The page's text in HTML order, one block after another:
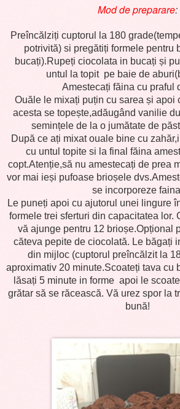
Mod de preparare:
Preîncălziți cuptorul la 180
potrivită) si pregătiți formele pentru
bucați).Rupeți ciocolata in bucați și
untul la topit pe baie de
Amestecați făina cu praful
Ouăle le mixați puțin cu sarea și apoi
acesta se topește,adăugând vanilie
semințele de la o jumătate de
După ce ați mixat ouale bine cu
cu untul topite si la final făina
copt.Atenție,să nu amestecați de prea
vor mai ieși pufoase brioșele
se incorporeze
Le puneți apoi cu ajutorul unei lingure
formele trei sferturi din capacitatea lor.
vă ajunge pentru 12 brioșe.Opțional
căteva pepite de ciocolată. Le băgați
din mijloc (cuptorul preîncălzit la
aproximativ 20 minute.Scoateți tava cu
lăsați 5 minute in forme apoi le
grătar să se răcească. Vă urez spor la
bună!